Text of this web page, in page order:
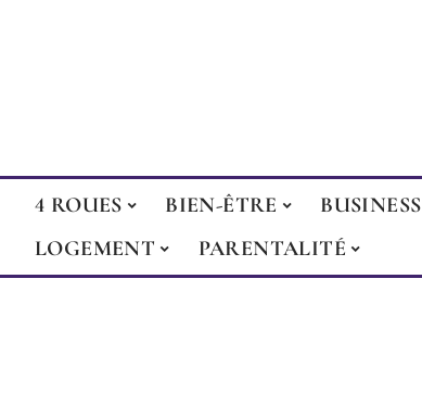
4 ROUES BIEN-ÊTRE BUSINESS
LOGEMENT
PARENTALITÉ